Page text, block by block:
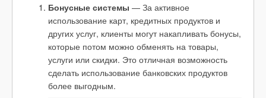
Бонусные системы — За активное
использование карт, кредитных продуктов и
других услуг, клиенты могут накапливать бонусы,
которые потом можно обменять на товары,
услуги или скидки. Это отличная возможность
сделать использование банковских продуктов
более выгодным.